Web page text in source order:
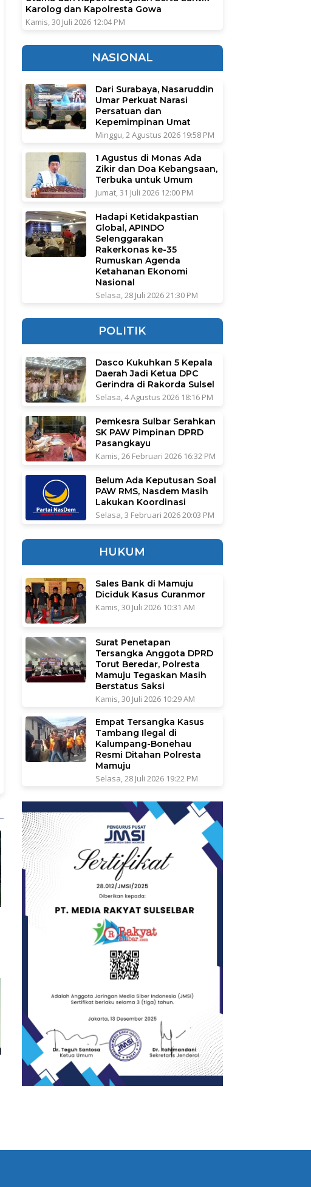
Karolog dan Kapolresta Gowa
Kamis, 30 Juli 2026 12:04 PM
NASIONAL
Dari Surabaya, Nasaruddin
Umar Perkuat Narasi
Persatuan dan
Kepemimpinan Umat
Minggu, 2 Agustus 2026 19:58 PM
1 Agustus di Monas Ada
Zikir dan Doa Kebangsaan,
Terbuka untuk Umum
Jumat, 31 Juli 2026 12:00 PM
Hadapi Ketidakpastian
Global, APINDO
Selenggarakan
Rakerkonas ke-35
Rumuskan Agenda
Ketahanan Ekonomi
Nasional
Selasa, 28 Juli 2026 21:30 PM
POLITIK
Dasco Kukuhkan 5 Kepala
Daerah Jadi Ketua DPC
Gerindra di Rakorda Sulsel
Selasa, 4 Agustus 2026 18:16 PM
Pemkesra Sulbar Serahkan
SK PAW Pimpinan DPRD
Pasangkayu
Kamis, 26 Februari 2026 16:32 PM
Belum Ada Keputusan Soal
PAW RMS, Nasdem Masih
Lakukan Koordinasi
Selasa, 3 Februari 2026 20:03 PM
HUKUM
Sales Bank di Mamuju
Diciduk Kasus Curanmor
Kamis, 30 Juli 2026 10:31 AM
Surat Penetapan
Tersangka Anggota DPRD
Torut Beredar, Polresta
Mamuju Tegaskan Masih
Berstatus Saksi
Kamis, 30 Juli 2026 10:29 AM
Empat Tersangka Kasus
Tambang Ilegal di
Kalumpang-Bonehau
Resmi Ditahan Polresta
Mamuju
Selasa, 28 Juli 2026 19:22 PM